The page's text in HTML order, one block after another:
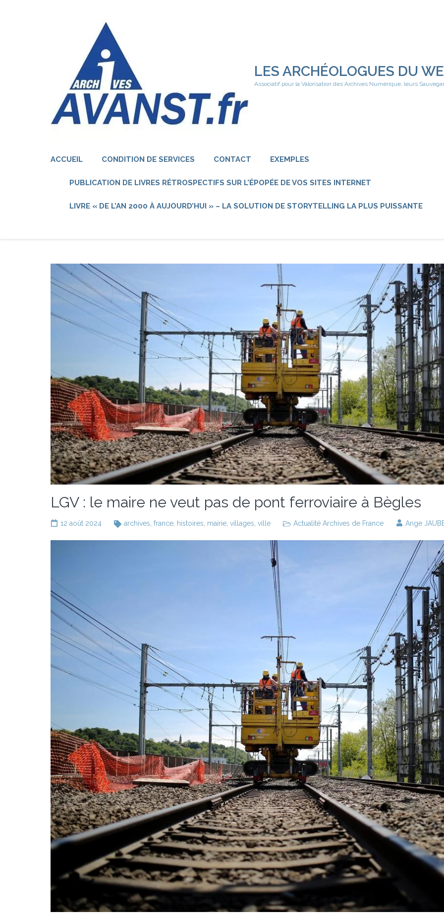
LES ARCHÉOLOGUES DU
Associatif pour la Valorisation des Archives Numérique, leurs
ACCUEIL CONDITION DE SERVICES CONTACT EXEMPLES
PUBLICATION DE LIVRES RÉTROSPECTIFS SUR L’ÉPOPÉE DE VOS SITES INTERNET
LIVRE « DE L’AN 2000 À AUJOURD’HUI » – LA SOLUTION DE STORYTELLING LA PLUS PUISSANTE
LGV : le maire ne veut pas de pont ferroviaire à Bègles
12 août 2024 archives, france, histoires, mairie, villages, ville Actualité Archives de France Ange